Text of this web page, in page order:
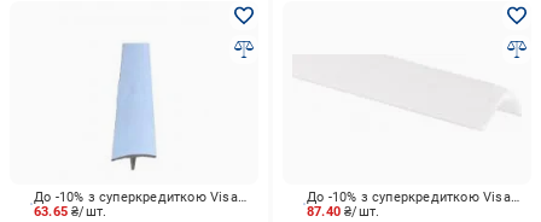
63.65₴/шт.
До -10% з суперкредиткою Visa Вигода
87.40₴/шт.
До -10% з суперкредиткою Visa Вигода